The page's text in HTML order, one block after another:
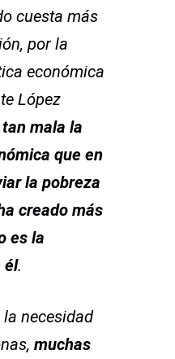
cuesta más
por la
económica
López
mala la
que en
la pobreza
creado más
es la
él.
necesidad
muchas